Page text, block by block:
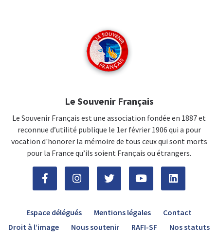
Le Souvenir Français
Le Souvenir Français est une association fondée en 1887 et
reconnue d’utilité publique le 1er février 1906 qui a pour
vocation d'honorer la mémoire de tous ceux qui sont morts
pour la France qu’ils soient Français ou étrangers.
Espace délégués Mentions légales
Contact
Droit à l’image
Nous soutenir RAFI-SF Nos statuts